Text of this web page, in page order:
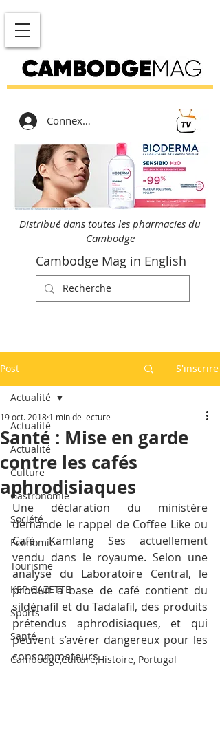
Connexion
Distribué dans toutes les pharmacies du
Cambodge
Cambodge Mag in English
Post S'inscrire
Actualité
Actualité
Culture
Gastronomie
Société
Economie
Tourisme
KEP GAZETTE
Sports
Santé
Cambodge,Culture,Histoire, Portugal
Actualité
Santé : Mise en garde
contre les cafés
aphrodisiaques
19 oct. 2018 1 min de lecture
Une déclaration du ministère
demande le rappel de Coffee Like ou
Café Kamlang Ses actuellement
vendu dans le royaume. Selon une
analyse du Laboratoire Central, le
produit à base de café contient du
sildénafil et du Tadalafil, des produits
prétendus aphrodisiaques, et qui
peuvent s’avérer dangereux pour les
consommateurs.